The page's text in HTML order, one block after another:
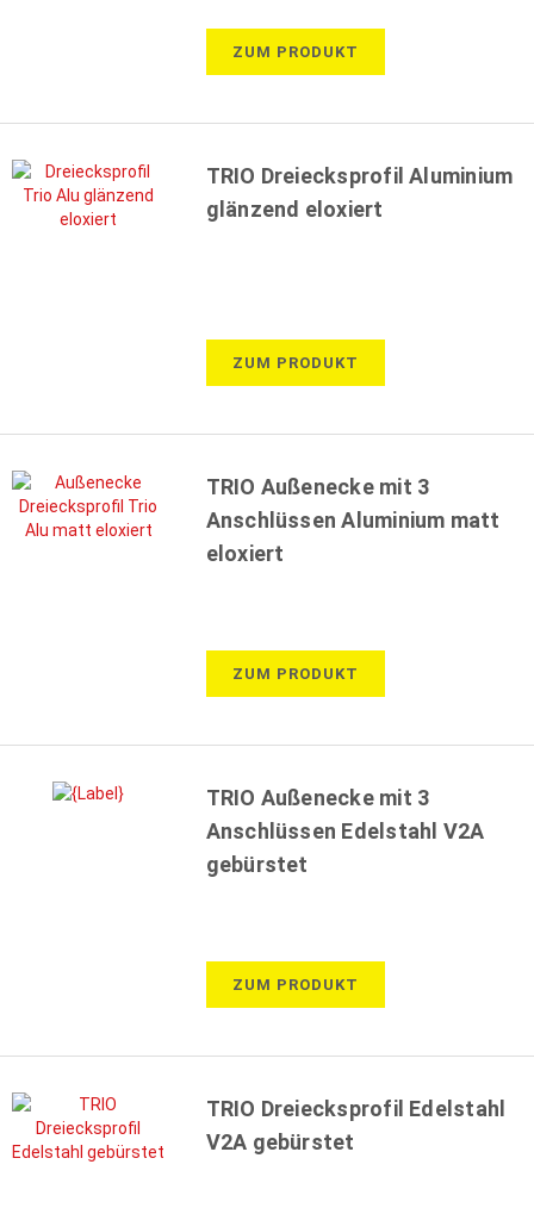
ZUM PRODUKT
TRIO Dreiecksprofil Aluminium
glänzend eloxiert
ZUM PRODUKT
TRIO Außenecke mit 3
Anschlüssen Aluminium matt
eloxiert
ZUM PRODUKT
TRIO Außenecke mit 3
Anschlüssen Edelstahl V2A
gebürstet
ZUM PRODUKT
TRIO Dreiecksprofil Edelstahl
V2A gebürstet